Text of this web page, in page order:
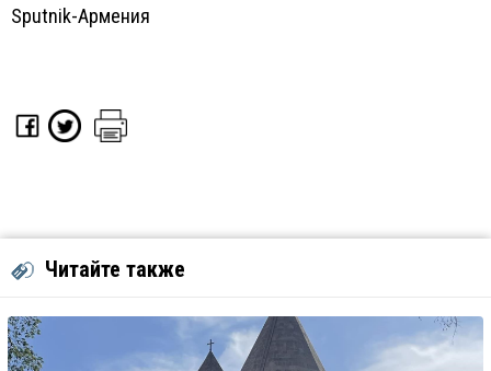
Sputnik-Армения
Читайте также